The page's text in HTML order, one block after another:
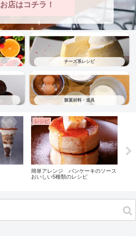
お店はコチラ！
チーズ系レシピ
製菓材料・道具
レシピ
簡単アレンジ パンケーキのソース
おいしい5種類のレシピ